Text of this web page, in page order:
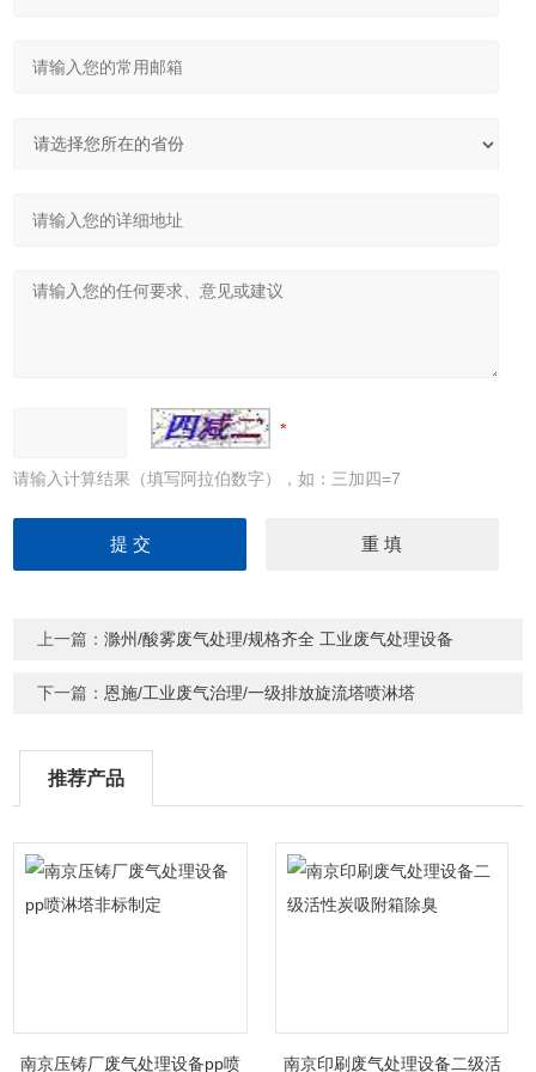
请输入计算结果（填写阿拉伯数字），如：三加四=7
上一篇：滁州/酸雾废气处理/规格齐全 工业废气处理设备
下一篇： 恩施/工业废气治理/一级排放旋流塔喷淋塔
推荐产品
南京压铸厂废气处理设备pp喷 南京印刷废气处理设备二级活